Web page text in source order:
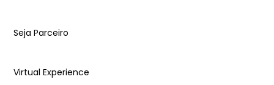
Seja Parceiro
Virtual Experience